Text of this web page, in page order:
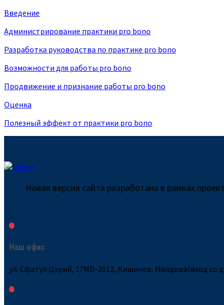
Введение
Администрирование практики pro bono
Разработка руководства по практике pro bono
Возможности для работы pro bono
Продвижение и признание работы pro bono
Оценка
Полезный эффект от практики pro bono
Новая версия сайта разработана в рамках
Наш офис
ул. Сфатул Цэрий, 17MD-2012, Кишинев, Молдова(вход со